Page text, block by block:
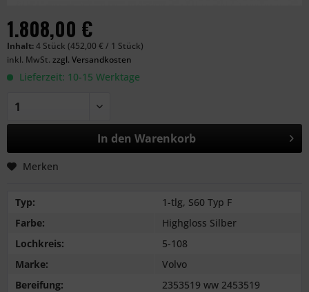
1.808,00 €
Inhalt:4 Stück (452,00 € / 1 Stück)
inkl. MwSt. zzgl. Versandkosten
Lieferzeit: 10-15 Werktage
In den Warenkorb
Merken
Typ:
1-tlg, S60 Typ F
Farbe:
Highgloss Silber
Lochkreis:
5-108
Marke:
Volvo
Bereifung:
2353519 ww 2453519